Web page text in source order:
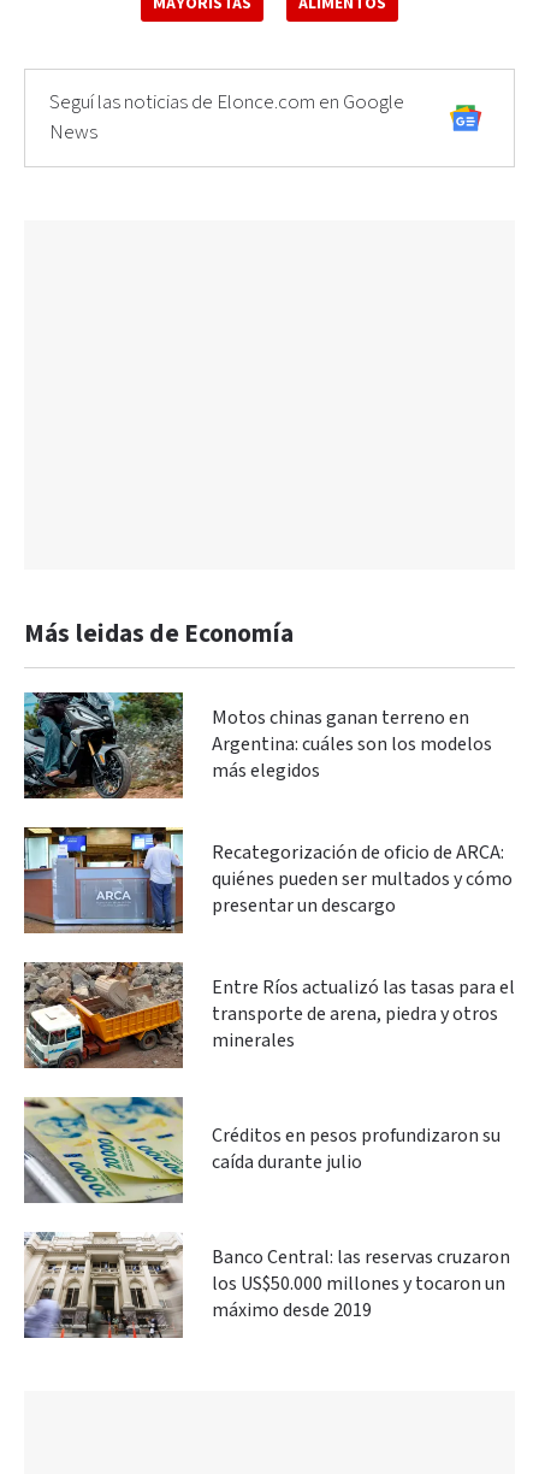
Seguí las noticias de Elonce.com en Google
News
Más leidas de Economía
Motos chinas ganan terreno en
Argentina: cuáles son los modelos
más elegidos
Recategorización de oficio de ARCA:
quiénes pueden ser multados y cómo
presentar un descargo
Entre Ríos actualizó las tasas para el
transporte de arena, piedra y otros
minerales
Créditos en pesos profundizaron su
caída durante julio
Banco Central: las reservas cruzaron
los US$50.000 millones y tocaron un
máximo desde 2019